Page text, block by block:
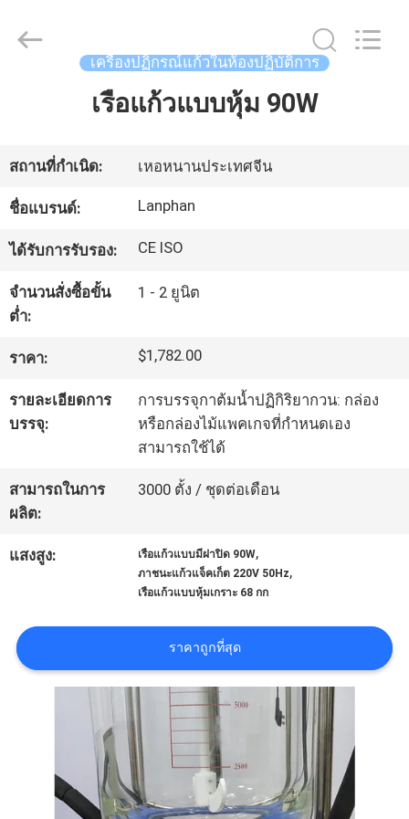
สินค้า
วิดีโอ
เกี่ยว
กับ
เรา
โรงงาน
ควบคุม
ติดต่อ
2026
Henan
เครื่องปฏิกรณ์แก้วในห้องปฏิบัติการ
เรือแก้วแบบหุ้ม 90W
สถานที่กำเนิด: เหอหนานประเทศจีน
ชื่อแบรนด์: Lanphan
ได้รับการรับรอง: CE ISO
จำนวนสั่งซื้อขั้น
ต่ำ:
1 - 2 ยูนิต
ราคา: $1,782.00
รายละเอียดการ
บรรจุ:
การบรรจุกาต้มน้ำปฏิกิริยากวน: กล่อง
หรือกล่องไม้แพคเกจที่กำหนดเอง
สามารถใช้ได้
สามารถในการ
ผลิต:
3000 ตั้ง / ชุดต่อเดือน
แสงสูง: เรือแก้วแบบมีฝาปิด 90W,
ภาชนะแก้วแจ็คเก็ต 220V 50Hz,
เรือแก้วแบบหุ้มเกราะ 68 กก
ราคาถูกที่สุด